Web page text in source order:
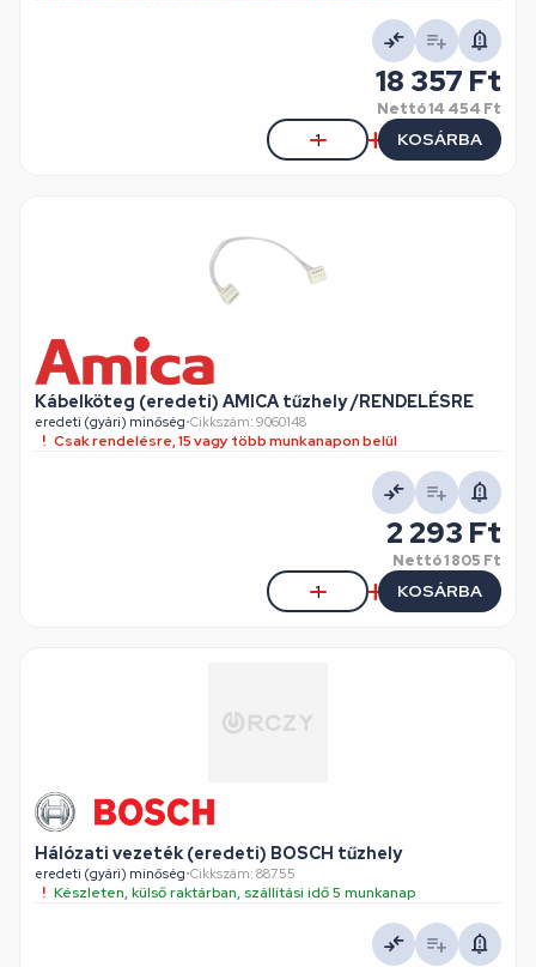
18 357 Ft
Nettó14 454 Ft
KOSÁRBA
Kábelköteg (eredeti) AMICA tűzhely /RENDELÉSRE
eredeti (gyári) minőség•Cikkszám: 9060148
Csak rendelésre, 15 vagy több munkanapon belül
2 293 Ft
Nettó1 805 Ft
KOSÁRBA
Hálózati vezeték (eredeti) BOSCH tűzhely
eredeti (gyári) minőség•Cikkszám: 88755
Készleten, külső raktárban, szállítási idő 5 munkanap